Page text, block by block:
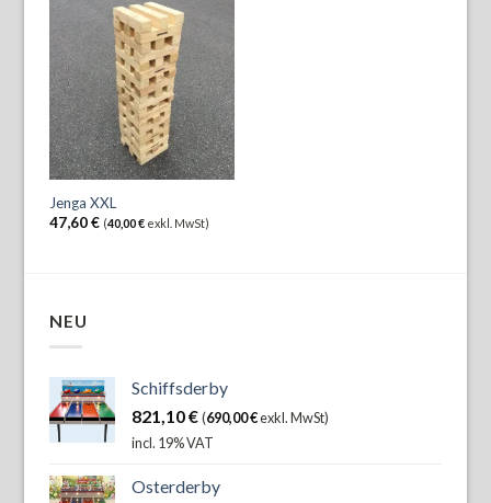
Jenga XXL
47,60€ (40,00€ exkl. MwSt)
NEU
Schiffsderby
821,10€ (690,00€exkl. MwSt)
incl. 19% VAT
Osterderby